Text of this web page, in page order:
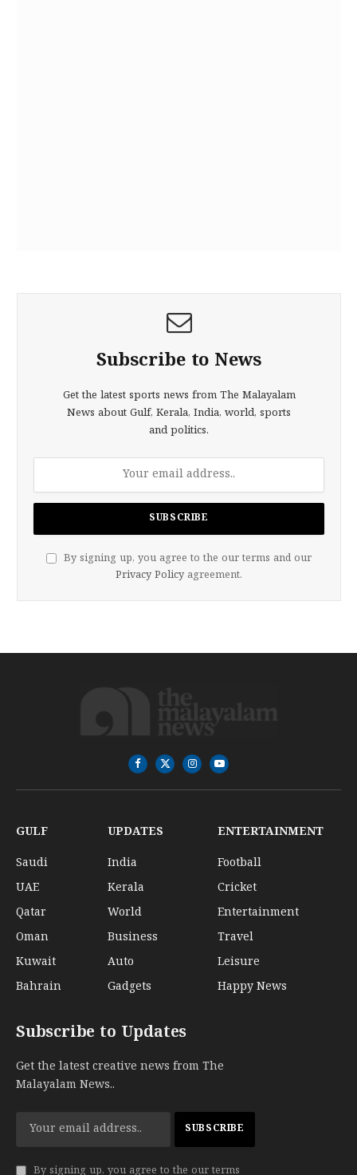
Subscribe to News
Get the latest sports news from The Malayalam
News about Gulf, Kerala, India, world, sports
and politics.
By signing up, you agree to the our terms and our
Privacy Policy agreement.
Facebook
X
(Twitter)
InstagramYouTube
GULF
Saudi
UAE
Qatar
Oman
Kuwait
Bahrain
UPDATES
India
Kerala
World
Business
Auto
Gadgets
ENTERTAINMENT
Football
Cricket
Entertainment
Travel
Leisure
Happy News
Subscribe to Updates
Get the latest creative news from The
Malayalam News..
By signing up, you agree to the our terms